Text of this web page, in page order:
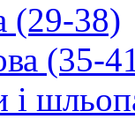
(29-38)
(35-
і